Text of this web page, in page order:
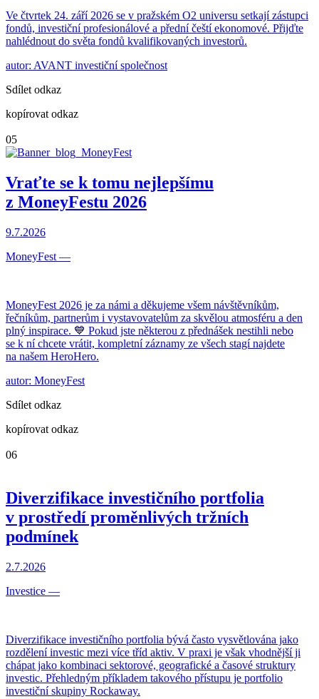
Ve čtvrtek 24. září 2026 se v pražském O2 universu setkají zástupci
fondů, investiční profesionálové a přední čeští ekonomové. Přijďte
nahlédnout do světa fondů kvalifikovaných investorů.
autor: AVANT investiční společnost
Sdílet odkaz
kopírovat odkaz
05
Vraťte se k tomu nejlepšímu
z MoneyFestu 2026
9.7.2026
MoneyFest —
MoneyFest 2026 je za námi a děkujeme všem návštěvníkům,
řečníkům, partnerům i vystavovatelům za skvělou atmosféru a den
plný inspirace. 💙 Pokud jste některou z přednášek nestihli nebo
se k ní chcete vrátit, kompletní záznamy ze všech stagí najdete
na našem HeroHero.
autor: MoneyFest
Sdílet odkaz
kopírovat odkaz
06
Diverzifikace investičního portfolia
v prostředí proměnlivých tržních
podmínek
2.7.2026
Investice —
Diverzifikace investičního portfolia bývá často vysvětlována jako
rozdělení investic mezi více tříd aktiv. V praxi je však vhodnější ji
chápat jako kombinaci sektorové, geografické a časové struktury
investic. Přehledným příkladem takového přístupu je portfolio
investiční skupiny Rockaway.